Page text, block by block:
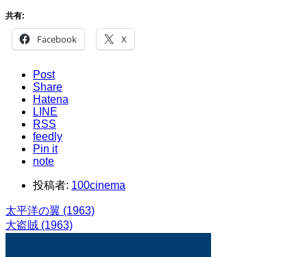
共有:
Facebook X
Post
Share
Hatena
LINE
RSS
feedly
Pin it
note
投稿者: 100cinema
太平洋の翼 (1963)
大盗賊 (1963)